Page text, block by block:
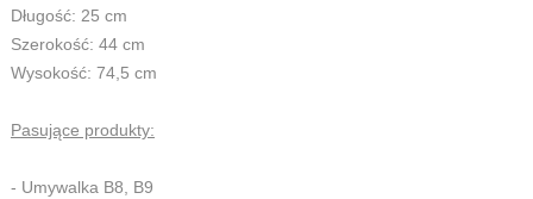
Długość: 25 cm
Szerokość: 44 cm
Wysokość: 74,5 cm
Pasujące produkty:
- Umywalka B8, B9